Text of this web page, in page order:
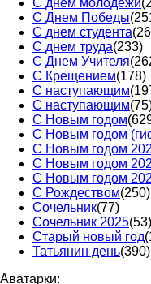
С днем молодежи
С Днем Победы
С днем студента
С днем труда(233)
С Днем Учителя
С Крещением(178)
С наступающим
С наступающим
С Новым годом
С Новым годом
С Новым годом
С Новым годом
С Новым годом
С Рождеством(250)
Сочельник(77)
Сочельник 2025(53)
Старый новый год
Татьянин день(390)
Аватарки: